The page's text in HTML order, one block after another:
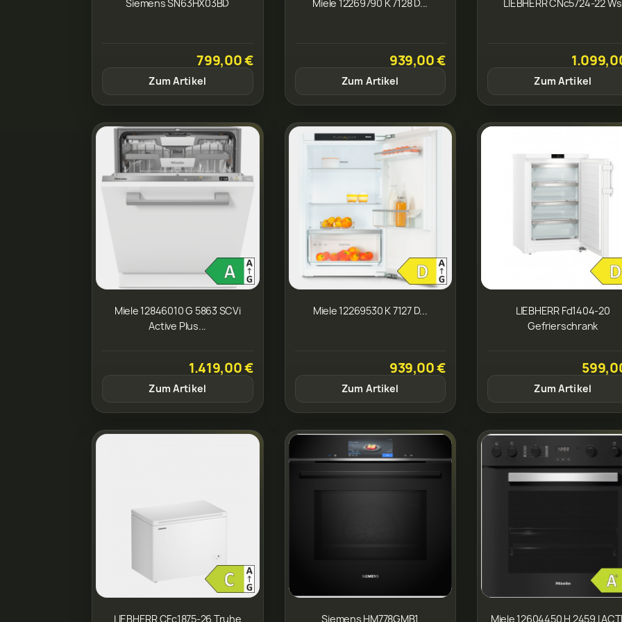
Siemens SN63HX03BD
799,00 €
Zum Artikel
Miele 12269790 K 7128 D...
939,00 €
Zum Artikel
LIEBHERR CNc5724-22 Ws
Zum Artikel
Miele 12846010 G 5863 SCVi
Active Plus...
1.419,00 €
Zum Artikel
Miele 12269530 K 7127 D...
939,00 €
Zum Artikel
LIEBHERR Fd1404-20
Gefrierschrank
Zum Artikel
LIEBHERR CFc1875-26 Truhe Siemens HM778GMB1 Miele 12604450 H 2459 I